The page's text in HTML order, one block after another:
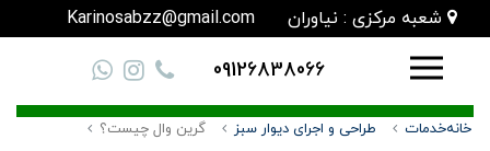
شعبه مرکزی : نیاوران Karinosabzz@gmail.com
09126838066
خانهخدمات طراحی و اجرای دیوار سبز گرین وال چیست؟